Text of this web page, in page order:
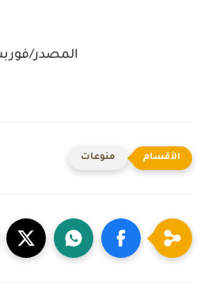
المصدر/
منوعات